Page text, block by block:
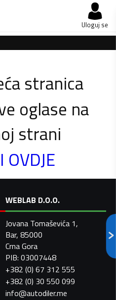
Uloguj se
stranica
oglase na
strani
OVDJE
WEBLAB D.O.O.
Jovana Tomaševića 1,
Bar, 85000
Crna Gora
PIB: 03007448
+382 (0) 67 312 555
+382 (0) 30 550 099
info@autodiler.me